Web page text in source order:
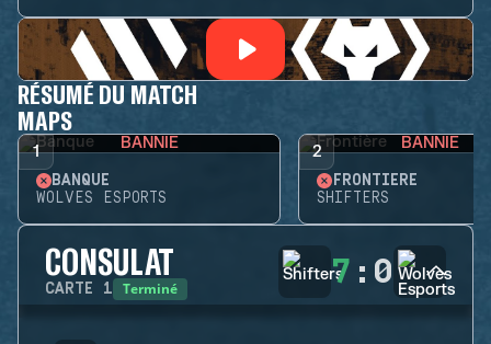
RÉSUMÉ DU MATCH
MAPS
1 BANNIE
BANQUE
WOLVES ESPORTS
2 BANNIE
FRONTIÈRE
SHIFTERS
CONSULAT
CARTE 1 Terminé 7 : 0